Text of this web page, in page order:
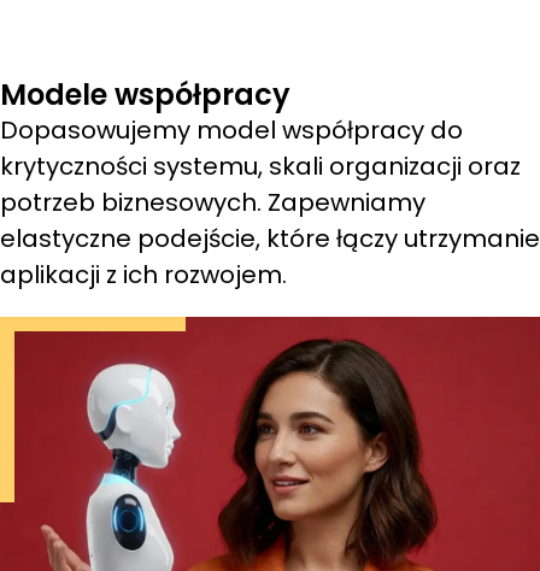
Modele współpracy
Dopasowujemy model współpracy do
krytyczności systemu, skali organizacji oraz
potrzeb biznesowych. Zapewniamy
elastyczne podejście, które łączy utrzymanie
aplikacji z ich rozwojem.